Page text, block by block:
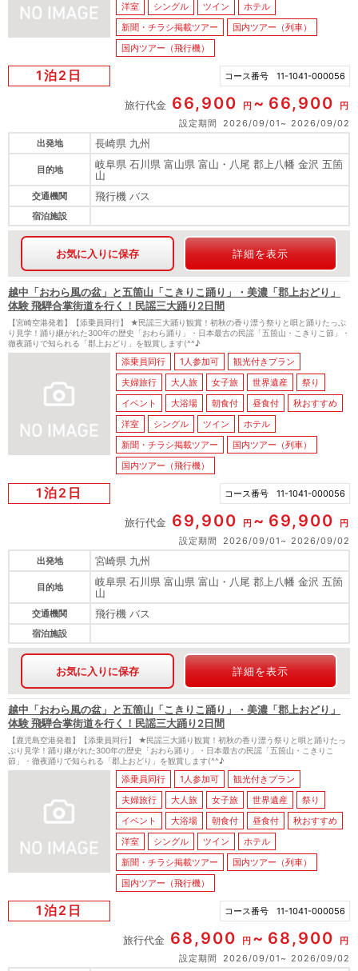
洋室
シングル ツイン
ホテル
新聞・チラシ掲載ツアー
国内ツアー（列車）
国内ツアー（飛行機）
1泊2日 コース番号 11-1041-000056
旅行代金 66,900 円 66,900
円
設定期間
2026/09/01
2026/09/02
出発地
長崎県 九州
目的地
岐阜県 石川県 富山県 富山・八尾 郡上八幡 金沢 五箇
山
交通機関 飛行機 バス
宿泊施設
お気に入りに保存 詳細を表示
越中「おわら風の盆」と五箇山「こきりこ踊り」・美濃「郡上おどり」
体験 飛騨合掌街道を行く！民謡三大踊り2日間
【宮崎空港発着】【添乗員同行】 ★民謡三大踊り観賞！初秋の香り漂う祭りと唄と踊りたっぷ
り見学！踊り継がれた300年の歴史「おわら踊り」・日本最古の民謡「五箇山・こきりこ節」・
徹夜踊りで知られる「郡上おどり」を観賞します(^^♪
添乗員同行 1人参加可
観光付きプラン
夫婦旅行
大人旅 女子旅 世界遺産
祭り
イベント
大浴場 朝食付 昼食付
秋おすすめ
洋室
シングル ツイン
ホテル
新聞・チラシ掲載ツアー
国内ツアー（列車）
国内ツアー（飛行機）
1泊2日 コース番号 11-1041-000056
旅行代金 69,900 円 69,900
円
設定期間
2026/09/01
2026/09/02
出発地
宮崎県 九州
目的地
岐阜県 石川県 富山県 富山・八尾 郡上八幡 金沢 五箇
山
交通機関 飛行機 バス
宿泊施設
お気に入りに保存 詳細を表示
越中「おわら風の盆」と五箇山「こきりこ踊り」・美濃「郡上おどり」
体験 飛騨合掌街道を行く！民謡三大踊り2日間
【鹿児島空港発着】【添乗員同行】 ★民謡三大踊り観賞！初秋の香り漂う祭りと唄と踊りたっ
ぷり見学！踊り継がれた300年の歴史「おわら踊り」・日本最古の民謡「五箇山・こきりこ
節」・徹夜踊りで知られる「郡上おどり」を観賞します(^^♪
添乗員同行 1人参加可
観光付きプラン
夫婦旅行
大人旅 女子旅 世界遺産
祭り
イベント
大浴場 朝食付 昼食付
秋おすすめ
洋室
シングル ツイン
ホテル
新聞・チラシ掲載ツアー
国内ツアー（列車）
国内ツアー（飛行機）
1泊2日 コース番号 11-1041-000056
旅行代金 68,900 円 68,900
円
設定期間
2026/09/01 2026/09/02